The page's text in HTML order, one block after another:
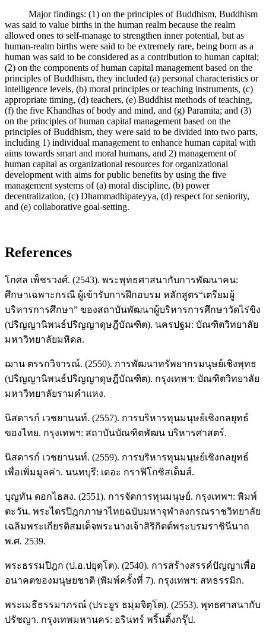
Major findings: (1) on the principles of Buddhism, Buddhism
was said to value births in the human realm because the realm
allowed ones to self-manage to strengthen inner potential, but as
human-realm births were said to be extremely rare, being born as a
human was said to be considered as a contribution to human capital;
(2) on the components of human capital management based on the
principles of Buddhism, they included (a) personal characteristics or
intelligence levels, (b) moral principles or teaching instruments, (c)
appropriate timing, (d) teachers, (e) Buddhist methods of teaching,
(f) the five Khandhas of body and mind, and (g) Paramita; and (3)
on the principles of human capital management based on the
principles of Buddhism, they were said to be divided into two parts,
including 1) individual management to enhance human capital with
aims towards smart and moral humans, and 2) management of
human capital as organizational resources for organizational
development with aims for public benefits by using the five
management systems of (a) moral discipline, (b) power
decentralization, (c) Dhammadhipateyya, (d) respect for seniority,
and (e) collaborative goal-setting.
References
โกศล เพ็ชรวงศ์. (2543). พระพุทธศาสนากับการพัฒนาคน:
ศึกษาเฉพาะกรณี ผู้เข้ารับการฝึกอบรม หลักสูตร“เตรียมผู้
บริหารการศึกษา” ของสถาบันพัฒนาผู้บริหารการศึกษาวัดไร่ขิง
(ปริญญานิพนธ์ปริญญาดุษฎีบัณฑิต). นครปฐม: บัณฑิตวิทยาลัย
มหาวิทยาลัยมหิดล.
ฌาน ตรรกวิจารณ์. (2550). การพัฒนาทรัพยากรมนุษย์เชิงพุทธ
(ปริญญานิพนธ์ปริญญาดุษฎีบัณฑิต). กรุงเทพฯ: บัณฑิตวิทยาลัย
มหาวิทยาลัยรามคำแหง.
นิสดารก์ เวชยานนท์. (2557). การบริหารทุนมนุษย์เชิงกลยุทธ์
ของไทย. กรุงเทพฯ: สถาบันบัณฑิตพัฒน บริหารศาสตร์.
นิสดารก์ เวชยานนท์. (2559). การบริหารทุนมนุษย์เชิงกลยุทธ์
เพื่อเพิ่มมูลค่า. นนทบุรี: เดอะ กราฟิโกซิสเต็มส์.
บุญทัน ดอกไธสง. (2551). การจัดการทุนมนุษย์. กรุงเทพฯ: พิมพ์
ตะวัน. พระไตรปิฎกภาษาไทยฉบับมหาจุฬาลงกรณราชวิทยาลัย
เฉลิมพระเกียรติสมเด็จพระนางเจ้าสิริกิตต์พระบรมราชินีนาถ
พ.ศ. 2539.
พระธรรมปิฎก (ป.อ.ปยุตฺโต). (2540). การสร้างสรรค์ปัญญาเพื่อ
อนาคตของมนุษยชาติ (พิมพ์ครั้งที่ 7). กรุงเทพฯ: สหธรรมิก.
พระเมธีธรรมาภรณ์ (ประยูร ธมฺมจิตฺโต). (2553). พุทธศาสนากับ
ปรัชญา. กรุงเทพมหานคร: อรินทร์ พริ้นติ้งกรุ๊ป.